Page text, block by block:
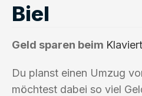
Biel
Geld sparen beim
Du planst einen Umzug
möchtest dabei so viel